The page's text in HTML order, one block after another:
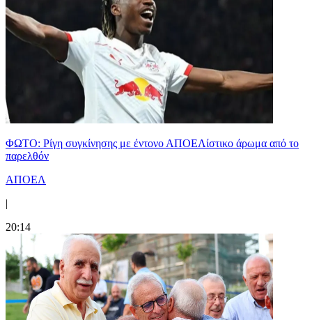
ΦΩΤΟ: Ρίγη συγκίνησης με έντονο ΑΠΟΕΛίστικο άρωμα από το
παρελθόν
ΑΠΟΕΛ
|
20:14